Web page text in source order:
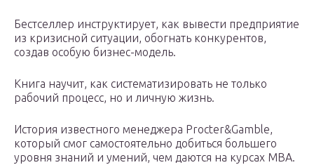
Бестселлер инструктирует, как вывести предприятие
из кризисной ситуации, обогнать конкурентов,
создав особую бизнес-модель.
Книга научит, как систематизировать не только
рабочий процесс, но и личную жизнь.
История известного менеджера Procter&Gamble,
который смог самостоятельно добиться большего
уровня знаний и умений, чем даются на курсах MBA.